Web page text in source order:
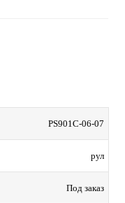
PS901C-06-07
рул
Под заказ